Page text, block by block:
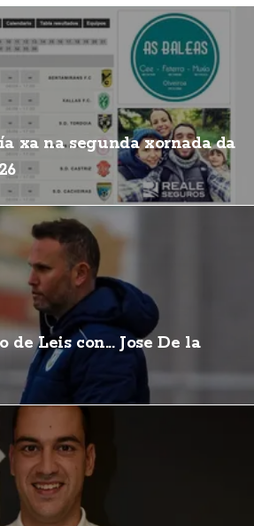
xa na segunda xornada da
Leis con... Jose De la